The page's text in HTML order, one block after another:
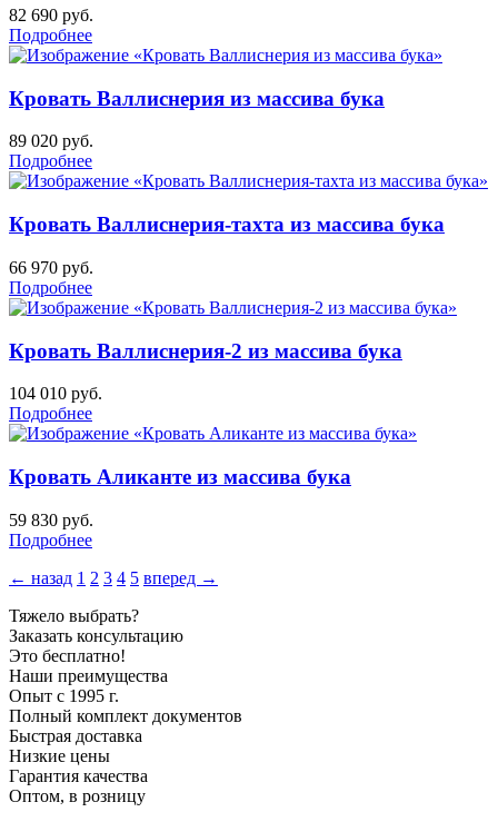
82 690 руб.
Подробнее
Кровать Валлиснерия из массива бука
89 020 руб.
Подробнее
Кровать Валлиснерия-тахта из массива бука
66 970 руб.
Подробнее
Кровать Валлиснерия-2 из массива бука
104 010 руб.
Подробнее
Кровать Аликанте из массива бука
59 830 руб.
Подробнее
← назад 1 2 3 4 5 вперед →
Тяжело выбрать?
Заказать консультацию
Это бесплатно!
Наши преимущества
Опыт с 1995 г.
Полный комплект документов
Быстрая доставка
Низкие цены
Гарантия качества
Оптом, в розницу